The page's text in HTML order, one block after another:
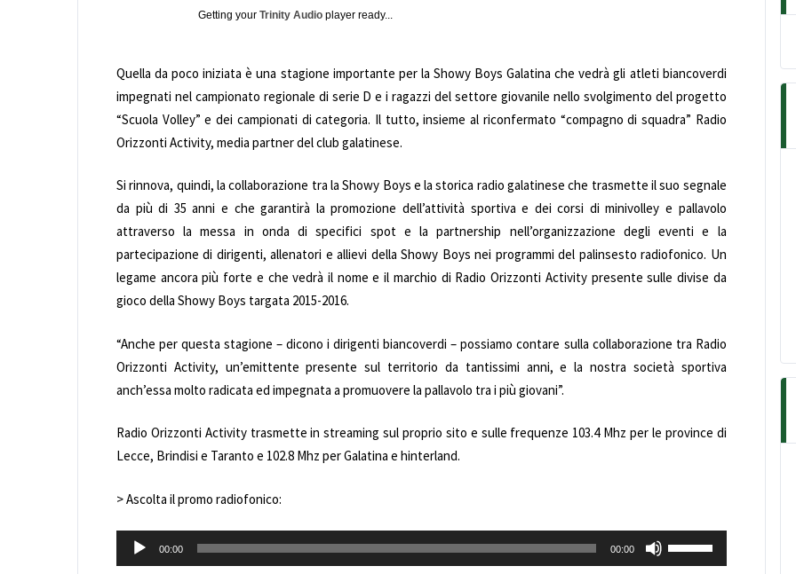
Getting your Trinity Audio player ready...
Quella da poco iniziata è una stagione importante per la Showy Boys Galatina che vedrà gli atleti biancoverdi
impegnati nel campionato regionale di serie D e i ragazzi del settore giovanile nello svolgimento del progetto
“Scuola Volley” e dei campionati di categoria. Il tutto, insieme al riconfermato “compagno di squadra” Radio
Orizzonti Activity, media partner del club galatinese.
Si rinnova, quindi, la collaborazione tra la Showy Boys e la storica radio galatinese che trasmette il suo segnale
da più di 35 anni e che garantirà la promozione dell’attività sportiva e dei corsi di minivolley e pallavolo
attraverso la messa in onda di specifici spot e la partnership nell’organizzazione degli eventi e la
partecipazione di dirigenti, allenatori e allievi della Showy Boys nei programmi del palinsesto radiofonico. Un
legame ancora più forte e che vedrà il nome e il marchio di Radio Orizzonti Activity presente sulle divise da
gioco della Showy Boys targata 2015-2016.
“Anche per questa stagione – dicono i dirigenti biancoverdi – possiamo contare sulla collaborazione tra Radio
Orizzonti Activity, un’emittente presente sul territorio da tantissimi anni, e la nostra società sportiva
anch’essa molto radicata ed impegnata a promuovere la pallavolo tra i più giovani”.
Radio Orizzonti Activity trasmette in streaming sul proprio sito e sulle frequenze 103.4 Mhz per le province di
Lecce, Brindisi e Taranto e 102.8 Mhz per Galatina e hinterland.
> Ascolta il promo radiofonico:
Audio
Player
00:00 00:00
i